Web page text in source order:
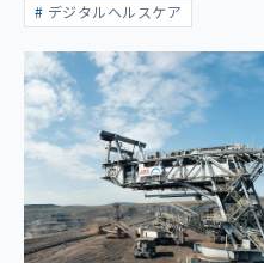
デジタルヘルスケア